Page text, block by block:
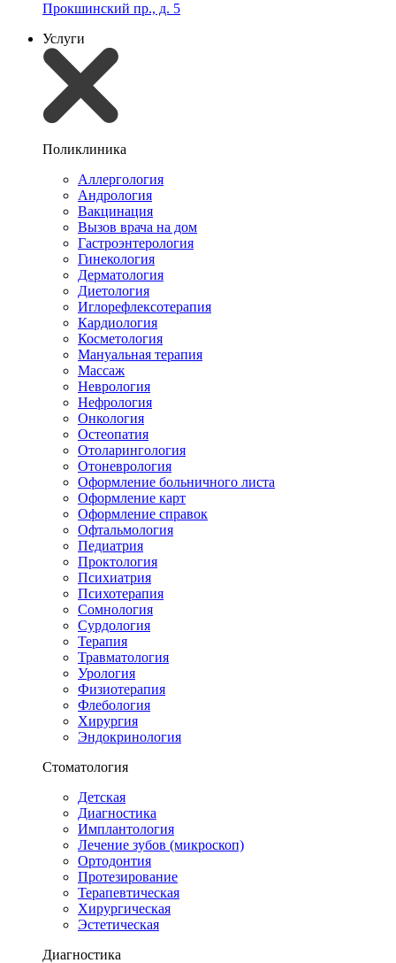
Прокшинский пр., д. 5
Услуги
Поликлиника
Аллергология
Андрология
Вакцинация
Вызов врача на дом
Гастроэнтерология
Гинекология
Дерматология
Диетология
Иглорефлексотерапия
Кардиология
Косметология
Мануальная терапия
Массаж
Неврология
Нефрология
Онкология
Остеопатия
Отоларингология
Отоневрология
Оформление больничного листа
Оформление карт
Оформление справок
Офтальмология
Педиатрия
Проктология
Психиатрия
Психотерапия
Сомнология
Сурдология
Терапия
Травматология
Урология
Физиотерапия
Флебология
Хирургия
Эндокринология
Стоматология
Детская
Диагностика
Имплантология
Лечение зубов (микроскоп)
Ортодонтия
Протезирование
Терапевтическая
Хирургическая
Эстетическая
Диагностика